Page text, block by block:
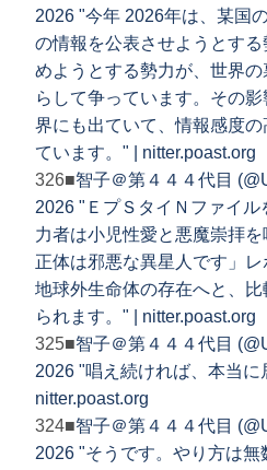
2026 "今年 2026年は、某国
の情報を公表させようとす
めようとする勢力が、世界
らして争っています。その
界にも出ていて、情報感度
ています。" | nitter.poast.org
326■智子＠第４４４代目
2026 "ＥプＳタイＮファイ
力者は小児性愛と悪魔崇拝
正体は邪悪な異星人です」
地球外生命体の存在へと、
られます。" | nitter.poast.org
325■智子＠第４４４代目
2026 "唱え続ければ、本当に
nitter.poast.org
324■智子＠第４４４代目
2026 "そうです。やり方は無